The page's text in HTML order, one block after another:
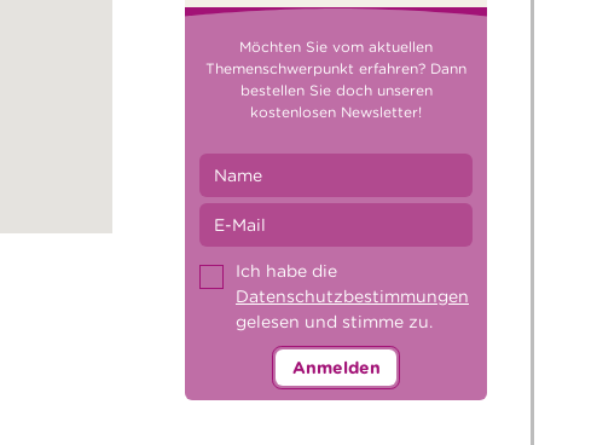
Möchten Sie vom aktuellen
Themenschwerpunkt erfahren? Dann
bestellen Sie doch unseren
kostenlosen Newsletter!
Ich habe die
Datenschutzbestimmungen
gelesen und stimme zu.
Anmelden